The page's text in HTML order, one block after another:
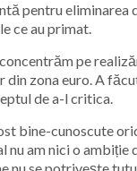
pentru eliminarea
ce au primat.
pe
zona euro. A
de a-l critica.
bine-cunoscute
nu am nici o ambiție